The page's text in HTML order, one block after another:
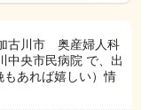
古川市 奥産婦人科
央市民病院 で、出
あれば嬉しい）情